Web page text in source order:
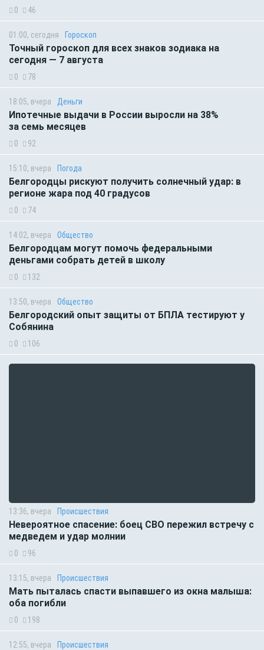
0 46
01:00, сегодня Гороскоп
Точный гороскоп для всех знаков зодиака на
сегодня — 7 августа
0 78
18:05, вчера Деньги
Ипотечные выдачи в России выросли на 38%
за семь месяцев
0 92
15:10, вчера Погода
Белгородцы рискуют получить солнечный удар: в
регионе жара под 40 градусов
0 74
14:02, вчера Общество
Белгородцам могут помочь федеральными
деньгами собрать детей в школу
0 132
13:50, вчера Общество
Белгородский опыт защиты от БПЛА тестируют у
Собянина
0 106
13:36, вчера Происшествия
Невероятное спасение: боец СВО пережил встречу с
медведем и удар молнии
0 96
13:15, вчера Происшествия
Мать пыталась спасти выпавшего из окна малыша:
оба погибли
0 198
12:55, вчера Происшествия